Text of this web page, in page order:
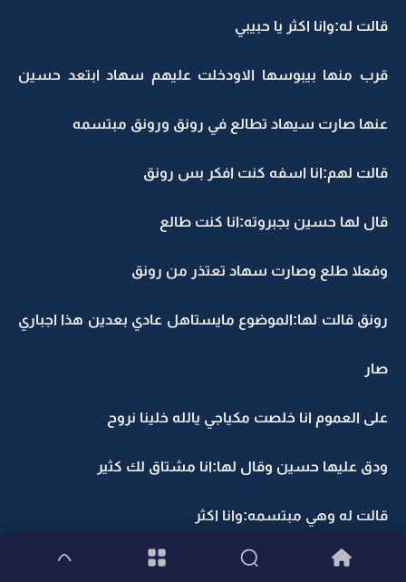
قالت له:وانا اكثر يا حبيبي
قرب منها بيبوسها الاودخلت عليهم سهاد ابتعد حسين
عنها صارت سيهاد تطالع في رونق ورونق مبتسمه
قالت لهم:انا اسفه كنت افكر بس رونق
قال لها حسين بجبروته:انا كنت طالع
وفعلا طلع وصارت سهاد تعتذر من رونق
رونق قالت لها:الموضوع مايستاهل عادي بعدين هذا اجباري
صار
على العموم انا خلصت مكياجي يالله خلينا نروح
ودق عليها حسين وقال لها:انا مشتاق لك كثير
قالت له وهي مبتسمه:وانا اكثر
قال لها خلاص نروح البيت